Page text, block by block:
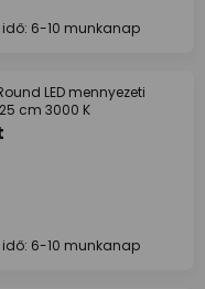
6-10 munkanap
LED mennyezeti
cm 3000 K
6-10 munkanap